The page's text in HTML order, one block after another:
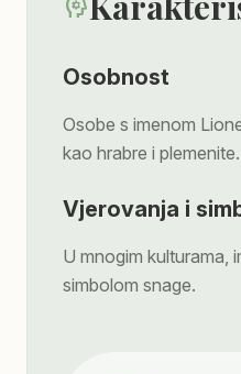
psychology
Osobnost
Osobe s imenom
kao hrabre i plemenite.
Vjerovanja i
U mnogim kulturama,
simbolom snage.